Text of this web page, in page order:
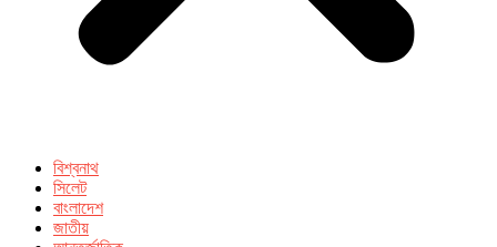
বিশ্বনাথ
সিলেট
বাংলাদেশ
জাতীয়